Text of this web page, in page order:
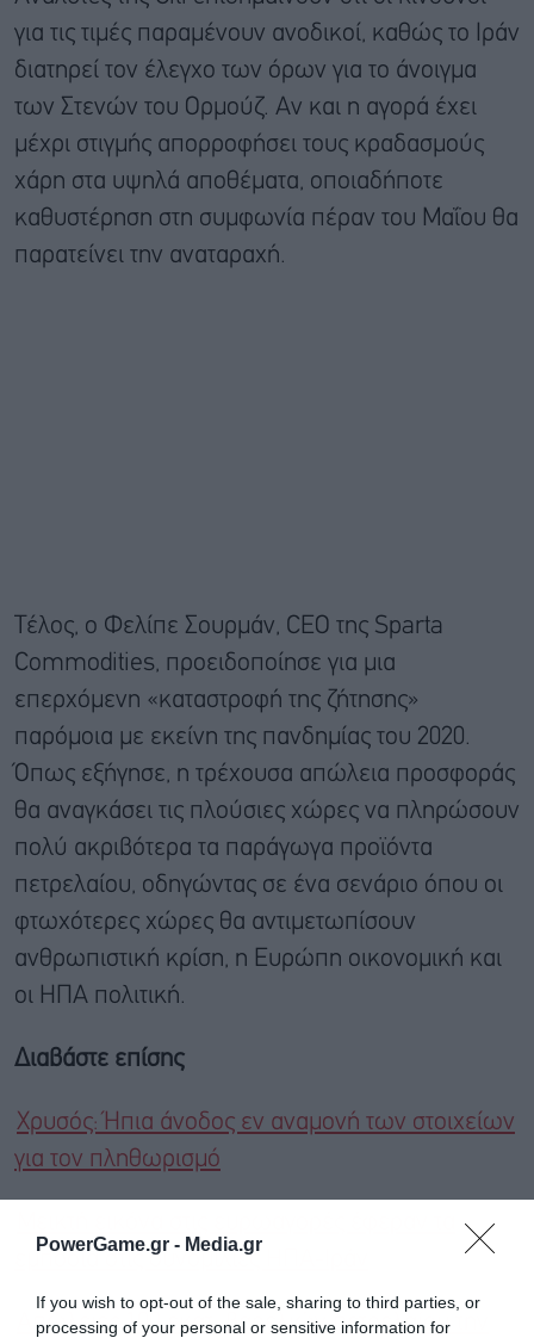
PowerGame.gr - Media.gr
If you wish to opt-out of the sale, sharing to third parties, or
processing of your personal or sensitive information for
για τις τιμές παραμένουν ανοδικοί, καθώς το Ιράν
διατηρεί τον έλεγχο των όρων για το άνοιγμα
των Στενών του Ορμούζ. Αν και η αγορά έχει
μέχρι στιγμής απορροφήσει τους κραδασμούς
χάρη στα υψηλά αποθέματα, οποιαδήποτε
καθυστέρηση στη συμφωνία πέραν του Μαΐου θα
παρατείνει την αναταραχή.
Τέλος, ο Φελίπε Σουρμάν, CEO της Sparta
Commodities, προειδοποίησε για μια
επερχόμενη «καταστροφή της ζήτησης»
παρόμοια με εκείνη της πανδημίας του 2020.
Όπως εξήγησε, η τρέχουσα απώλεια προσφοράς
θα αναγκάσει τις πλούσιες χώρες να πληρώσουν
πολύ ακριβότερα τα παράγωγα προϊόντα
πετρελαίου, οδηγώντας σε ένα σενάριο όπου οι
φτωχότερες χώρες θα αντιμετωπίσουν
ανθρωπιστική κρίση, η Ευρώπη οικονομική και
οι ΗΠΑ πολιτική.
Διαβάστε επίσης
Χρυσός: Ήπια άνοδος εν αναμονή των στοιχείων
για τον πληθωρισμό
εμπόδια στις συνομιλίες ΗΠΑ-Ιράν
Απώλειες 100 εκατ. βαρελιών πετρελαίου την